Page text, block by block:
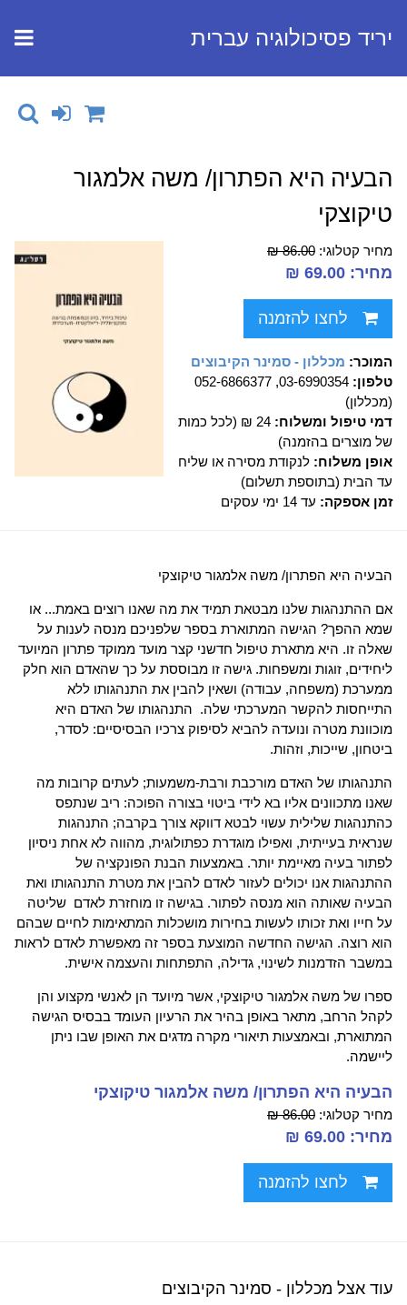
יריד פסיכולוגיה עברית
הבעיה היא הפתרון/ משה אלמגור
טיקוצקי
מחיר קטלוגי: 86.00 ₪
מחיר: 69.00 ₪
לחצו להזמנה
המוכר: מכללון - סמינר הקיבוצים
טלפון:
03-6990354, 052-6866377
(מכללון)
דמי טיפול ומשלוח:
24 ₪ (לכל כמות
של מוצרים בהזמנה)
אופן משלוח: לנקודת מסירה או שליח
עד הבית (בתוספת תשלום)
זמן אספקה: עד 14 ימי עסקים
הבעיה היא הפתרון/ משה אלמגור טיקוצקי
אם ההתנהגות שלנו מבטאת תמיד את מה שאנו רוצים באמת... או
שמא ההפך? הגישה המתוארת בספר שלפניכם מנסה לענות על
שאלה זו. היא מתארת טיפול חדשני קצר מועד ממוקד פתרון המיועד
ליחידים, זוגות ומשפחות. גישה זו מבוססת על כך שהאדם הוא חלק
ממערכת (משפחה, עבודה) ושאין להבין את התנהגותו ללא
התייחסות להקשר המערכתי שלה. התנהגותו של האדם היא
מוכוונת מטרה ונועדה להביא לסיפוק צרכיו הבסיסיים: לסדר,
ביטחון, שייכות, וזהות.
התנהגותו של האדם מורכבת ורבת-משמעות; לעתים קרובות מה
שאנו מתכוונים אליו בא לידי ביטוי בצורה הפוכה: ריב שנתפס
כהתנהגות שלילית עשוי לבטא דווקא צורך בקרבה; התנהגות
שנראית בעייתית, ואפילו מוגדרת כפתולוגית, מהווה לא אחת ניסיון
לפתור בעיה מאיימת יותר. באמצעות הבנת הפונקציה של
ההתנהגות אנו יכולים לעזור לאדם להבין את מטרת התנהגותו ואת
הבעיה שאותה הוא מנסה לפתור. בגישה זו מוחזרת לאדם שליטה
על חייו ואת זכותו לעשות בחירות מושכלות המתאימות לחיים שבהם
הוא רוצה. הגישה החדשה המוצעת בספר זה מאפשרת לאדם לראות
במשבר הזדמנות לשינוי, גדילה, התפתחות והעצמה אישית.
ספרו של משה אלמגור טיקוצקי, אשר מיועד הן לאנשי מקצוע והן
לקהל הרחב, מתאר באופן בהיר את הרעיון העומד בבסיס הגישה
המתוארת, ובאמצעות תיאורי מקרה מדגים את האופן שבו ניתן
ליישמה.
הבעיה היא הפתרון/ משה אלמגור טיקוצקי
מחיר קטלוגי: 86.00 ₪
מחיר: 69.00 ₪
לחצו להזמנה
עוד אצל מכללון - סמינר הקיבוצים